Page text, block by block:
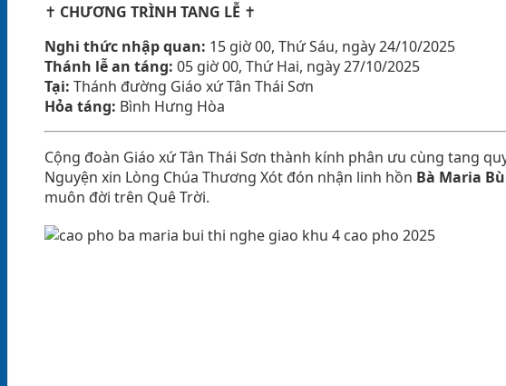
✝️ CHƯƠNG TRÌNH TANG LỄ ✝️
Nghi thức nhập quan: 15 giờ 00, Thứ Sáu, ngày 24/10/2025
Thánh lễ an táng: 05 giờ 00, Thứ Hai, ngày 27/10/2025
Tại: Thánh đường Giáo xứ Tân Thái Sơn
Hỏa táng: Bình Hưng Hòa
Cộng đoàn Giáo xứ Tân Thái Sơn thành kính phân ưu cùng tang
Nguyện xin Lòng Chúa Thương Xót đón nhận linh hồn Bà Maria
muôn đời trên Quê Trời.